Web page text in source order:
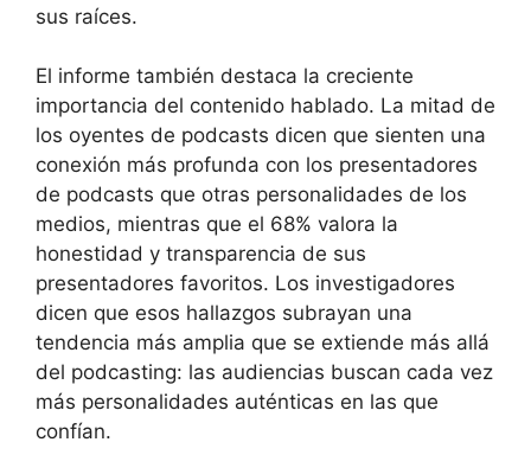
sus raíces.
El informe también destaca la creciente
importancia del contenido hablado. La mitad de
los oyentes de podcasts dicen que sienten una
conexión más profunda con los presentadores
de podcasts que otras personalidades de los
medios, mientras que el 68% valora la
honestidad y transparencia de sus
presentadores favoritos. Los investigadores
dicen que esos hallazgos subrayan una
tendencia más amplia que se extiende más allá
del podcasting: las audiencias buscan cada vez
más personalidades auténticas en las que
confían.